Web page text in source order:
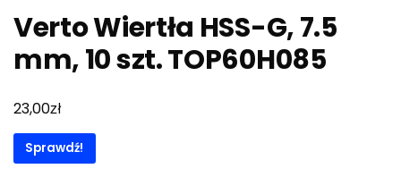
Verto Wiertła HSS-G, 7.5
mm, 10 szt. TOP60H085
23,00zł
Sprawdź!